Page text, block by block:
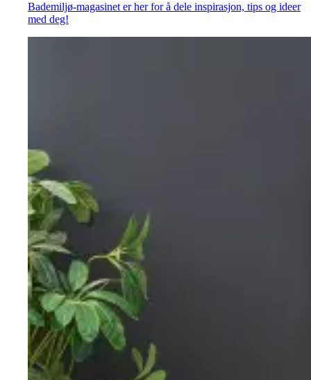
Bademiljø-magasinet er her for å dele inspirasjon, tips og ideer
med deg!